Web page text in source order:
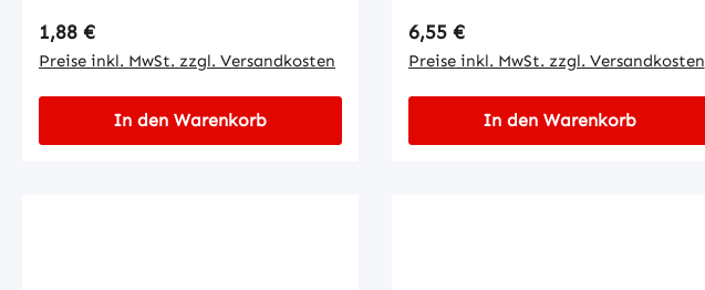
Regulärer Preis:
1,88 €
Preise inkl. MwSt. zzgl. Versandkosten
In den Warenkorb
Regulärer Preis:
6,55 €
Preise inkl. MwSt. zzgl. Versandkosten
In den Warenkorb